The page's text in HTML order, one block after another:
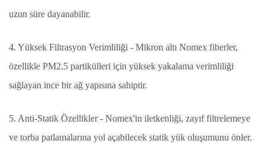
uzun süre dayanabilir.
4. Yüksek Filtrasyon Verimliliği - Mikron altı Nomex fiberler,
özellikle PM2.5 partikülleri için yüksek yakalama verimliliği
sağlayan ince bir ağ yapısına sahiptir.
5. Anti-Statik Özellikler - Nomex'in iletkenliği, zayıf filtrelemeye
ve torba patlamalarına yol açabilecek statik yük oluşumunu önler.